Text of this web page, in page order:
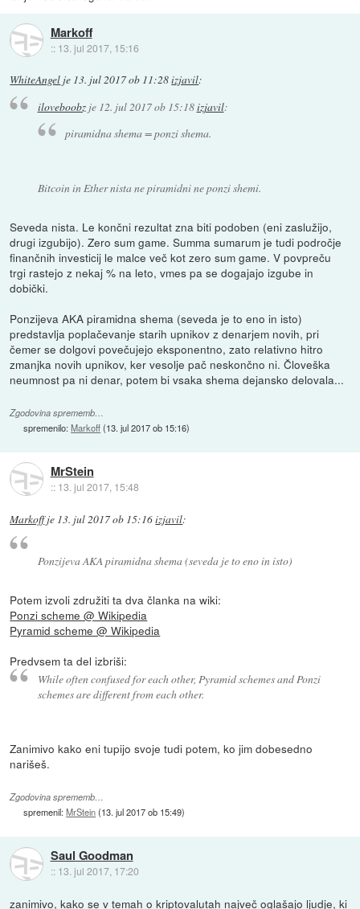
Markoff
:: 13. jul 2017, 15:16
WhiteAngel je 13. jul 2017 ob 11:28izjavil:
iloveboobzje 12. jul 2017 ob 15:18izjavil:
piramidna shema = ponzi shema.
Bitcoin in Ether nista ne piramidni ne ponzi shemi.
Seveda nista. Le končni rezultat zna biti podoben (eni zaslužijo,
drugi izgubijo). Zero sum game. Summa sumarum je tudi področje
finančnih investicij le malce več kot zero sum game. V povpreču
trgi rastejo z nekaj % na leto, vmes pa se dogajajo izgube in
dobički.
Ponzijeva AKA piramidna shema (seveda je to eno in isto)
predstavlja poplačevanje starih upnikov z denarjem novih, pri
čemer se dolgovi povečujejo eksponentno, zato relativno hitro
zmanjka novih upnikov, ker vesolje pač neskončno ni. Človeška
neumnost pa ni denar, potem bi vsaka shema dejansko delovala...
Zgodovina sprememb…
spremenilo:Markoff(13. jul 2017 ob 15:16)
MrStein
:: 13. jul 2017, 15:48
Markoffje 13. jul 2017 ob 15:16izjavil:
Ponzijeva AKA piramidna shema (seveda je to eno in isto)
Potem izvoli združiti ta dva članka na wiki:
Ponzi scheme @ Wikipedia
Pyramid scheme @ Wikipedia
Predvsem ta del izbriši:
While often confused for each other, Pyramid schemes and Ponzi
schemes are different from each other.
Zanimivo kako eni tupijo svoje tudi potem, ko jim dobesedno
narišeš.
Zgodovina sprememb…
spremenil:MrStein(13. jul 2017 ob 15:49)
Saul Goodman
:: 13. jul 2017, 17:20
zanimivo, kako se v temah o kriptovalutah največ oglašajo ljudje, ki